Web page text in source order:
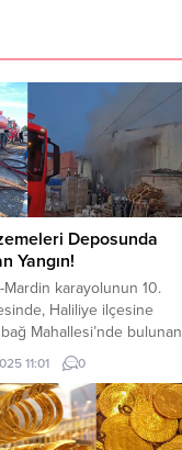
Deposunda
Yangın!
Mardin karayolunun 10.
Haliliye ilçesine
Mahallesi’nde bulunan
deposunda
Haliliye ilçesine bağlı
bulunan bir
deposunda yangın
belirlenemeyen bir
11:01 0